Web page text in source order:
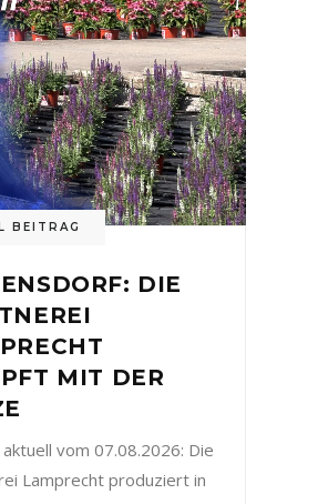
BEITRAG
DIE
MIT DER
aktuell vom 07.08.2026: Die
Lamprecht produziert in